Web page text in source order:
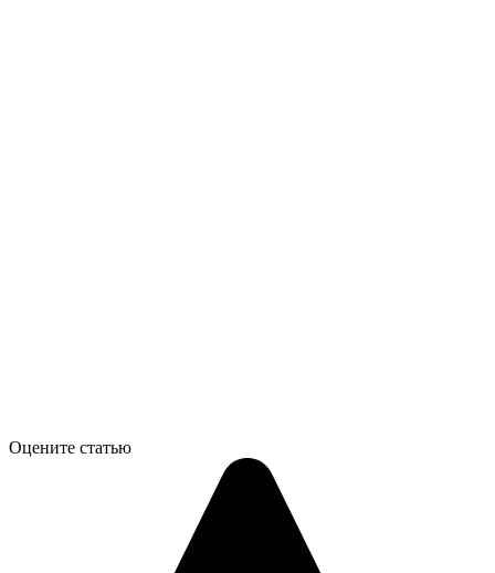
Оцените статью